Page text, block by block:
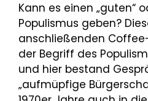
Kann es einen „guten“
Populismus geben?
anschließenden
der Begriff des
und hier bestand
„aufmüpfige